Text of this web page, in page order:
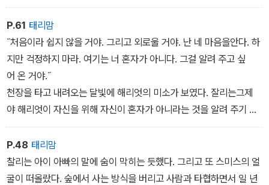
나간다. 하지만 얼마 지나지 않아 아이가 다른 도시로 떠나고, 주인 부
부는 찰리를 동물원으로 보낸다. 두려움과 외로움에 떠는 찰리에게
거북 해리엇이 다가간다. 해리엇 덕분에 수많은 동물들이 동물원에서
버텼고, 지혜와 사랑을 배웠다. 찰리 역시 마음을 단단하게 다지며 성
장해나가는데….
P.61 태리맘
˝처음이라 쉽지 않을 거야. 그리고 외로울 거야. 난 네 마음을안다. 하
지만 걱정하지 마라. 여기는 너 혼자가 아니다. 그걸 알려 주고 싶
어 온 거야.˝
천장을 타고 내려오는 달빛에 해리엇의 미소가 보였다. 잘리는그제
야 해리엇이 자신을 위해 자신이 혼자가 아니라는 것을 알려 주기 위
해 왔다는 것을 알게 되었다. 고맙다는 말을 하고 싶었지만 아무 말
도 할 수가 없었다. 가슴이 뜨거워지고 눈물만 났다.
˝눈물을 흘리는 걸 보니, 넌 마음이 착하구나 울지 마라. 아가야. 네 친
구 해리엇이 여기 있잖아.˝
P.48 태리맘
찰리는 아이 아빠의 말에 숨이 막히는 듯했다. 그리고 또 스미스의 얼
굴이 떠올랐다. 숲에서 사는 방식을 버리고 사람과 타협하면서 일 년